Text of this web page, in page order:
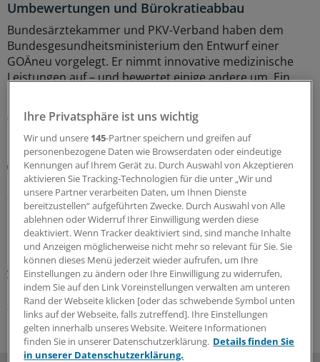
Umbewertungen und Bürokratieabbau
Bundesärztekammer und PKV-Verband haben dem
Bundesgesundheitsministerium den Entwurf einer
GOÄneu vorgelegt. Er nimmt innovative medizinische
Leistungen auf – und bewertet einige andere um. Ein
05.08.2026
Schnelle Reaktion auf Wechsel im Ministerium
BÄK und PKV-Verband übergeben Linnemann
aktualisierte GOÄ-Version
Das Ziel von Bundesärztekammer und PKV-Verband
bleibt in Sicht: Zum 1. Januar 2028 soll die neue GOÄ in
Kraft treten. Ein nun übergebener Änderungsentwurf
geht auf aktuelle Entwicklungen ein – etwa beim
Wegegeld.
31.07.2026
Ihre Privatsphäre ist uns wichtig
Wir und unsere 145-Partner speichern und greifen auf
personenbezogene Daten wie Browserdaten oder eindeutige
Kennungen auf Ihrem Gerät zu. Durch Auswahl von Akzeptieren
aktivieren Sie Tracking-Technologien für die unter „Wir und
unsere Partner verarbeiten Daten, um Ihnen Dienste
bereitzustellen“ aufgeführten Zwecke. Durch Auswahl von Alle
ablehnen oder Widerruf Ihrer Einwilligung werden diese
deaktiviert. Wenn Tracker deaktiviert sind, sind manche Inhalte
und Anzeigen möglicherweise nicht mehr so relevant für Sie. Sie
können dieses Menü jederzeit wieder aufrufen, um Ihre
Einstellungen zu ändern oder Ihre Einwilligung zu widerrufen,
indem Sie auf den Link Voreinstellungen verwalten am unteren
Rand der Webseite klicken [oder das schwebende Symbol unten
links auf der Webseite, falls zutreffend]. Ihre Einstellungen
gelten innerhalb unseres Website. Weitere Informationen
finden Sie in unserer Datenschutzerklärung. Details finden Sie
in unserer Datenschutzerklärung.